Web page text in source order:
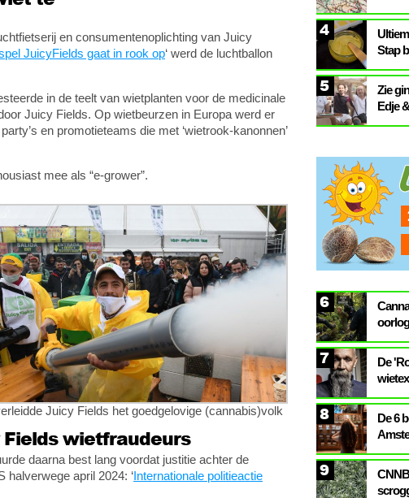
en consumentenoplichting van Juicy
JuicyFields gaat in rook op‘ werd de luchtballon
in de teelt van wietplanten voor de medicinale
Juicy Fields. Op wietbeurzen in Europa werd er
en promotieteams die met ‘wietrook-kanonnen’
mee als “e-grower”.
Juicy Fields het goedgelovige (cannabis)volk
wietfraudeurs
daarna best lang voordat justitie achter de
april 2024: ‘Internationale politieactie
4
Stap
5
Zie
Edje
6
7
De
8
De 6
9